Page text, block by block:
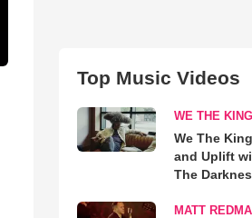
Top Music Videos
WE THE
We The
and Uplift
The
MATT